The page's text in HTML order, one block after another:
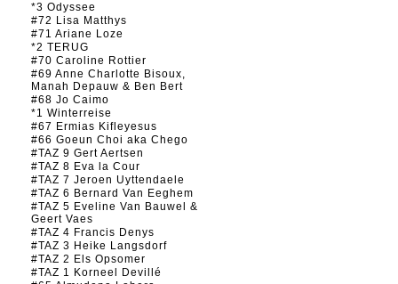
*3 Odyssee
#72 Lisa Matthys
#71 Ariane Loze
*2 TERUG
#70 Caroline Rottier
#69 Anne Charlotte Bisoux,
Manah Depauw & Ben Bert
#68 Jo Caimo
*1 Winterreise
#67 Ermias Kifleyesus
#66 Goeun Choi aka Chego
#TAZ 9 Gert Aertsen
#TAZ 8 Eva la Cour
#TAZ 7 Jeroen Uyttendaele
#TAZ 6 Bernard Van Eeghem
#TAZ 5 Eveline Van Bauwel &
Geert Vaes
#TAZ 4 Francis Denys
#TAZ 3 Heike Langsdorf
#TAZ 2 Els Opsomer
#TAZ 1 Korneel Devillé